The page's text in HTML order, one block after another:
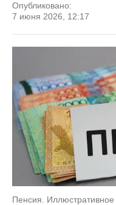
Опубликовано:
7 июня 2026, 12:17
Пенсия.